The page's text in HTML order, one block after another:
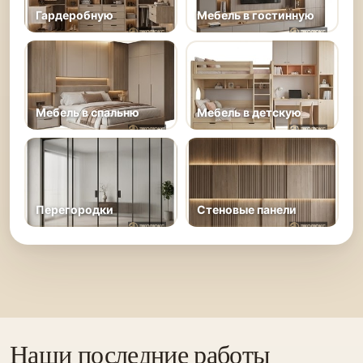
Гардеробную Мебель в гостинную
Мебель в спальню Мебель в детскую
Перегородки Стеновые панели
Наши последние работы